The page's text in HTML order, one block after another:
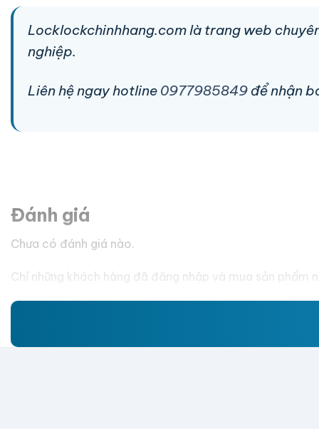
Locklockchinhhang.com là trang web
nghiệp.
Liên hệ ngay hotline 0977985849 để nhận
Đánh giá
Chưa có đánh giá nào.
Chỉ những khách hàng đã đăng nhập và mua sản phẩm